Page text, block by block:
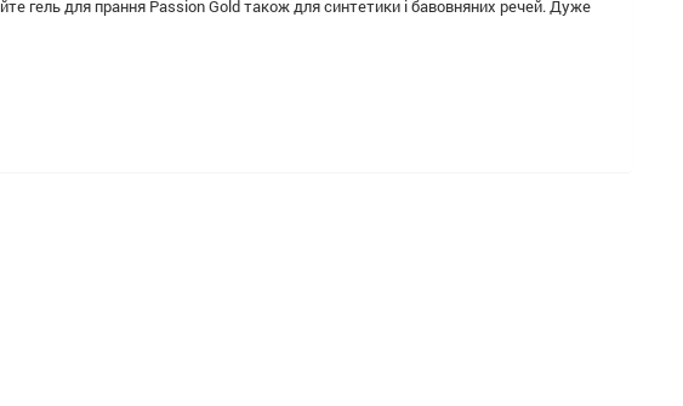
гель для прання Passion Gold також для синтетики і бавовняних речей. Дуже